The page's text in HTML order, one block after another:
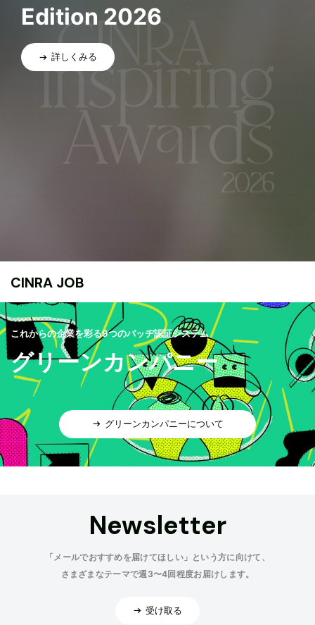
Edition 2026
詳しくみる
CINRA JOB
これからの企業を彩る9つのバッヂ認証システム
グリーンカンパニー
グリーンカンパニーについて
Newsletter
「メールでおすすめを届けてほしい」という方に向けて、
さまざまなテーマで週3〜4回程度お届けします。
受け取る